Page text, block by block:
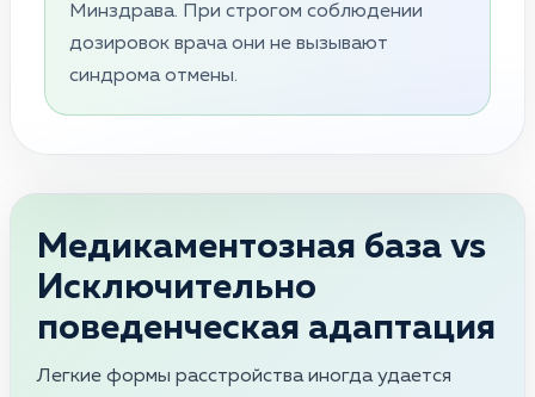
Минздрава. При строгом соблюдении
дозировок врача они не вызывают
синдрома отмены.
Медикаментозная база vs
Исключительно
поведенческая адаптация
Легкие формы расстройства иногда удается